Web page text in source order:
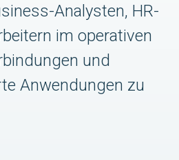
Analysten, HR-
im operativen
und
Anwendungen zu